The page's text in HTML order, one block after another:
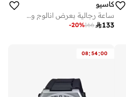
كاسيو
ساعة رجالية بعرض انالوج وحزام جلد أسود - MTP-VD01BL-1BVUDF
133
166
-20%
08:54:00